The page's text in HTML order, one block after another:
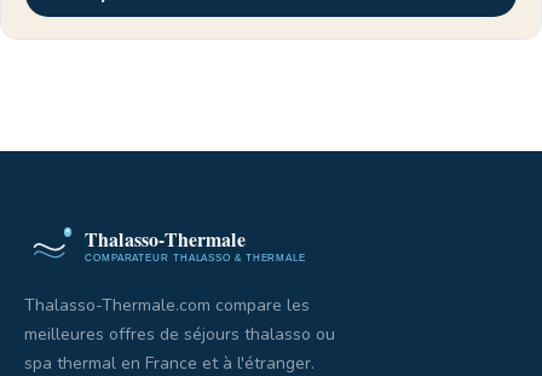
Thalasso-Thermale.com compare les
meilleures offres de séjours thalasso ou
spa thermal en France et à l'étranger.